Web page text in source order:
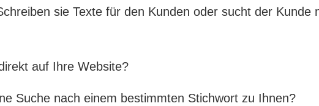
sie Texte für den Kunden oder sucht der Kunde
auf Ihre Website?
Suche nach einem bestimmten Stichwort zu Ihnen?